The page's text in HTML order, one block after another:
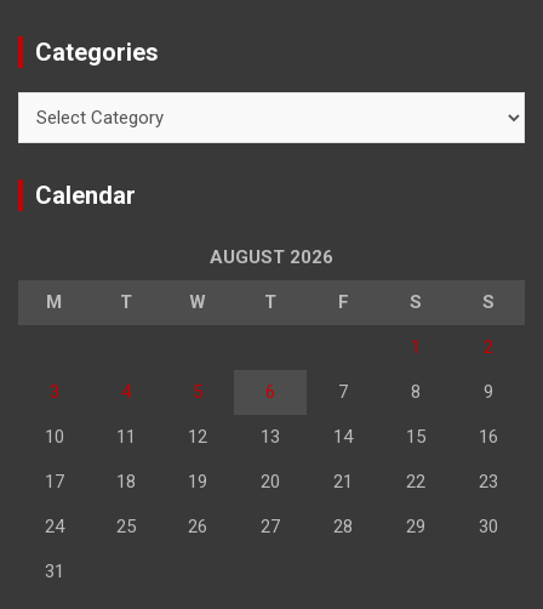
Categories
Calendar
AUGUST 2026
M T W T F S S
1 2
3 4 5 6 7 8 9
10 11 12 13 14 15 16
17 18 19 20 21 22 23
24 25 26 27 28 29 30
31